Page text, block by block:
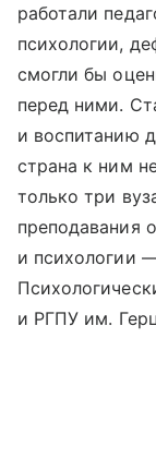
работали
психологии,
смогли бы
перед ними.
и воспитанию
страна к ним
только три
преподавания
и психологии
и РГПУ им.